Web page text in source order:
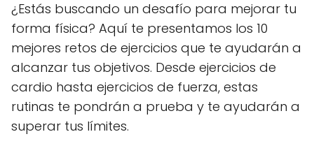
¿Estás buscando un desafío para mejorar tu
forma física? Aquí te presentamos los 10
mejores retos de ejercicios que te ayudarán a
alcanzar tus objetivos. Desde ejercicios de
cardio hasta ejercicios de fuerza, estas
rutinas te pondrán a prueba y te ayudarán a
superar tus límites.